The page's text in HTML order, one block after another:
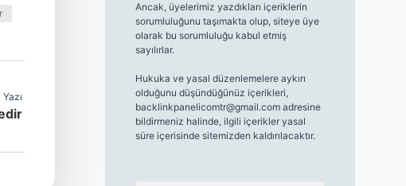
Ancak, üyelerimiz yazdıkları içeriklerin
sorumluluğunu taşımakta olup, siteye üye
olarak bu sorumluluğu kabul etmiş
sayılırlar.
Hukuka ve yasal düzenlemelere aykırı
olduğunu düşündüğünüz içerikleri,
backlinkpanelicomtr@gmail.comadresine
bildirmeniz halinde, ilgili içerikler yasal
süre içerisinde sitemizden kaldırılacaktır.